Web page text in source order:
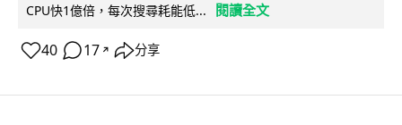
CPU快1億倍，每次搜尋耗能低...
閱讀全文
40 17 ↗ 分享